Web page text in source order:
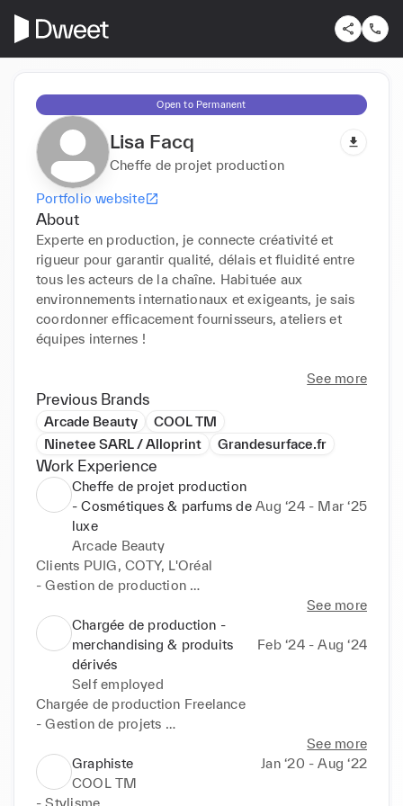
Open to Permanent
Lisa Facq
Cheffe de projet production
Portfolio website
About
Experte en production, je connecte créativité et
rigueur pour garantir qualité, délais et fluidité entre
tous les acteurs de la chaîne. Habituée aux
environnements internationaux et exigeants, je sais
coordonner efficacement fournisseurs, ateliers et
équipes internes !
See more
Previous Brands
Arcade Beauty
COOL TM
Ninetee SARL / Alloprint
Grandesurface.fr
Work Experience
Cheffe de projet production
- Cosmétiques & parfums de
luxe
Aug ‘24 - Mar ‘25
Arcade Beauty
Clients PUIG, COTY, L'Oréal
- Gestion de production
- Développement de nouveaux produits
- Gestion des campagnes
- Elaboration de rétro plannings
- Elaboration de devis / facturation
- Gestion des plans médias
- Relations commerciales
- Gestion / sourcing nouveaux fournisseurs
- Suivi logistique
See more
Chargée de production -
merchandising & produits
dérivés
Feb ‘24 - Aug ‘24
Self employed
Chargée de production Freelance
- Gestion de projets
- Production de merchandising / produits dérivés
- Impression textile
- Stylisme
See more
Graphiste
Jan ‘20 - Aug ‘22
COOL TM
- Stylisme